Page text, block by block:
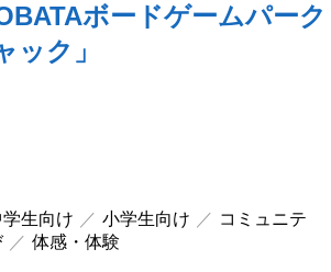
ボードゲームパーク
ック」
学生向け 小学生向け
コミュニテ
体感・体験